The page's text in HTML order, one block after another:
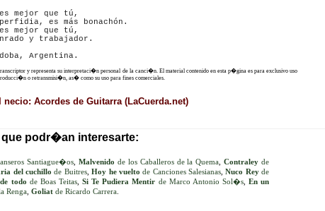
mejor que tú,
es más bonachón.
mejor que tú,
y trabajador.
y representa su interpretaci�n personal de la canci�n. El material contenido en esta p�gina es para exclusivo uso
o retransmisi�n, as� como su uso para fines comerciales.
Acordes de Guitarra (LaCuerda.net)
podr�an interesarte:
Santiague�os ,Malvenido de los Caballeros de la Quema ,Contraley de
del cuchillo de Buitres,Hoy he vuelto de Canciones Salesianas ,Nuco Reyde
todo de Boas Teitas,Si Te Pudiera Mentir de Marco Antonio Sol�s, En un
Renga Goliat de Ricardo Carrera